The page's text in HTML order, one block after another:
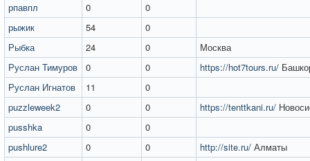
рпавпл
0
0
рыжик
54
0
Рыбка
24 0
Москва
Руслан Тимуров
0 0 https://hot7tours.ru/
Руслан Игнатов
11
0
puzzleweek2
0 0 https://tenttkani.ru/
pusshka
0
0
pushlure2
0 0 http://site.ru/ Алматы